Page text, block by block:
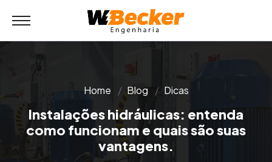
Home Blog Dicas
Instalações hidráulicas: entenda
como funcionam e quais são suas
vantagens.